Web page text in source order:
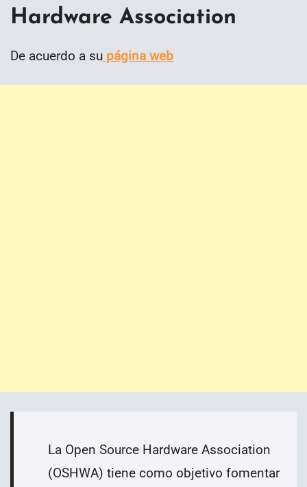
Hardware Association
De acuerdo a su página web
La Open Source Hardware Association
(OSHWA) tiene como objetivo fomentar